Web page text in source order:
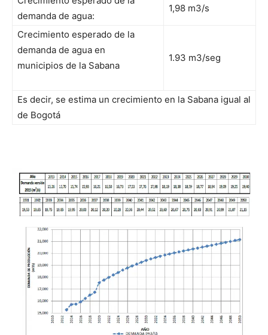
demanda de agua:
1,98 m3/s
Crecimiento esperado de la
demanda de agua en
municipios de la Sabana
1.93 m3/seg
Es decir, se estima un crecimiento en la Sabana igual al
de Bogotá